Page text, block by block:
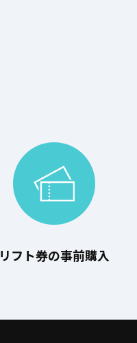
リフト券の事前購入